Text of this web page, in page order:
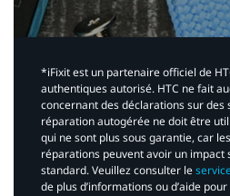
*iFixit est un partenaire officiel de
authentiques autorisé. HTC ne fait
concernant des déclarations sur des
réparation autogérée ne doit être
qui ne sont plus sous garantie, car
réparations peuvent avoir un impact
standard. Veuillez consulter le
de plus d’informations ou d’aide